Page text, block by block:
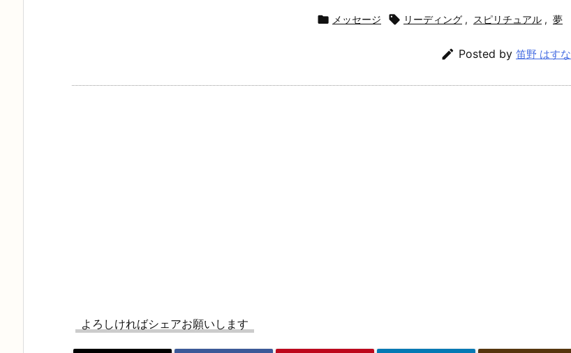
 メッセージ  リーディング , スピリチュアル , 夢
 Posted by 笛野 はすな
よろしければシェアお願いします